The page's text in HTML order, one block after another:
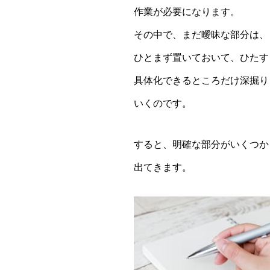
作業が必要になります。
その中で、まだ曖昧な部分は、
ひとまず置いておいて、ひた
具体化できるところだけ深掘
いくのです。
すると、明確な部分がいくつか
出てきます。